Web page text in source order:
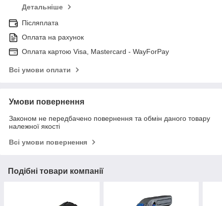
Детальніше
Післяплата
Оплата на рахунок
Оплата картою Visa, Mastercard - WayForPay
Всі умови оплати
Умови повернення
Законом не передбачено повернення та обмін даного товару
належної якості
Всі умови повернення
Подібні товари компанії